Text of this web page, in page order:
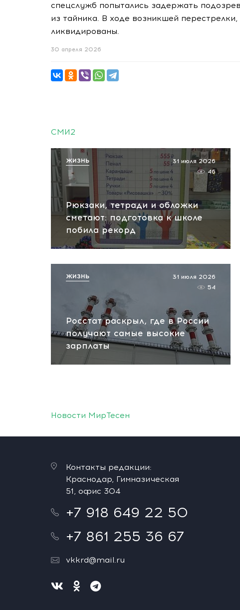
спецслужб попытались задержать
из тайника. В ходе возникшей
ликвидированы.
30 апреля 2026
СМИ2
Рюкзаки, тетради и обложки
сметают: подготовка к школе
побила рекорд
31 июля 2026
46
ЖИЗНЬ
Росстат раскрыл, где в России
получают самые высокие
зарплаты
31 июля 2026
54
ЖИЗНЬ
Новости МирТесен
Контакты редакции:
Краснодар, Гимназическая
51, офис 304
+7 918 649 22 50
+7 861 255 36 67
vkkrd@mail.ru